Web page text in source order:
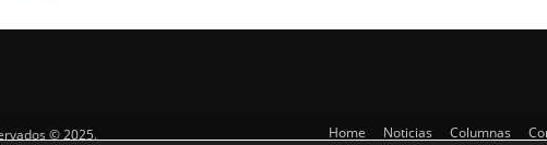
© 2025. Home Noticias Columnas